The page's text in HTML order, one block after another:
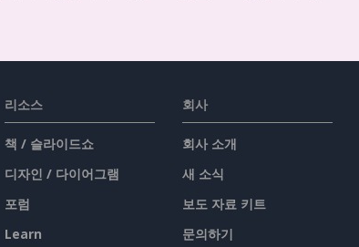
리소스
책 / 슬라이드쇼
디자인 / 다이어그램
포럼
Learn
회사
회사 소개
새 소식
보도 자료 키트
문의하기